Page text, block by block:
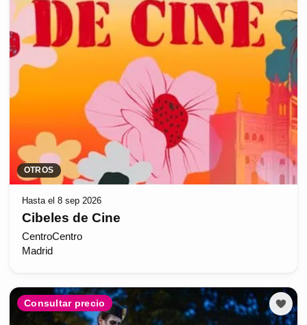
OTROS
Hasta el 8 sep 2026
Cibeles de Cine
CentroCentro
Madrid
Consultar precio